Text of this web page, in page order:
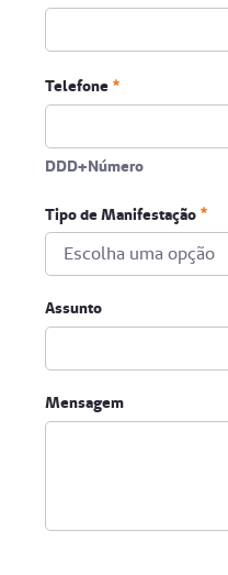
Telefone
DDD+Número
Tipo de Manifestação
Escolha uma opção
Obrigatório
Assunto
Mensagem